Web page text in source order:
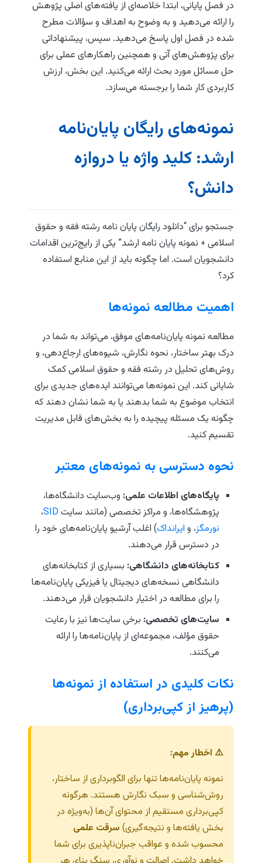
در فصل پایانی، ابتدا خلاصه‌ای از یافته‌های اصلی پژوهش
را ارائه می‌دهید و به وضوح به اهداف و سؤالات مطرح
شده در فصل اول پاسخ می‌دهید. سپس، پیشنهاداتی
برای پژوهش‌های آتی و همچنین راهکارهای عملی برای
حل مسائل مورد بحث ارائه می‌کنید. این بخش، ارزش
کاربردی کار شما را برجسته می‌سازد.
نمونه‌های رایگان پایان‌نامه
ارشد: کلید واژه یا دروازه
دانش؟
جستجو برای “دانلود رایگان پایان نامه رشته فقه و حقوق
اسلامی + نمونه پایان نامه ارشد” یکی از رایج‌ترین اقدامات
دانشجویان است. اما چگونه باید از این منابع استفاده
کرد؟
اهمیت مطالعه نمونه‌ها
مطالعه نمونه پایان‌نامه‌های موفق، می‌تواند به شما در
درک بهتر ساختار، نحوه نگارش، شیوه‌های ارجاع‌دهی، و
روش‌های تحلیل در رشته فقه و حقوق اسلامی کمک
شایانی کند. این نمونه‌ها می‌توانند ایده‌های جدیدی برای
انتخاب موضوع به شما بدهند یا به شما نشان دهند که
چگونه یک مسئله پیچیده را به بخش‌های قابل مدیریت
تقسیم کنید.
نحوه دسترسی به نمونه‌های معتبر
پایگاه‌های اطلاعات علمی: وب‌سایت دانشگاه‌ها،
پژوهشگاه‌ها، و مراکز تخصصی (مانند سایتSID،
نورمگز، و ایرانداک) اغلب آرشیو پایان‌نامه‌های خود را
در دسترس قرار می‌دهند.
کتابخانه‌های دانشگاهی: بسیاری از کتابخانه‌های
دانشگاهی نسخه‌های دیجیتال یا فیزیکی پایان‌نامه‌ها
را برای مطالعه در اختیار دانشجویان قرار می‌دهند.
سایت‌های تخصصی: برخی سایت‌ها نیز با رعایت
حقوق مؤلف، مجموعه‌ای از پایان‌نامه‌ها را ارائه
می‌کنند.
نکات کلیدی در استفاده از نمونه‌ها
(پرهیز از کپی‌برداری)
⚠️ اخطار مهم:
نمونه پایان‌نامه‌ها تنها برای الگوبرداری از ساختار،
روش‌شناسی و سبک نگارش هستند. هرگونه
کپی‌برداری مستقیم از محتوای آن‌ها (به‌ویژه در
بخش یافته‌ها و نتیجه‌گیری) سرقت علمی
محسوب شده و عواقب جبران‌ناپذیری برای شما